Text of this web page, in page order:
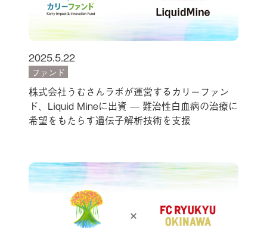
2025.5.22
ファンド
株式会社うむさんラボが運営するカリーファン
ド、Liquid Mineに出資 — 難治性白血病の治療に
希望をもたらす遺伝子解析技術を支援